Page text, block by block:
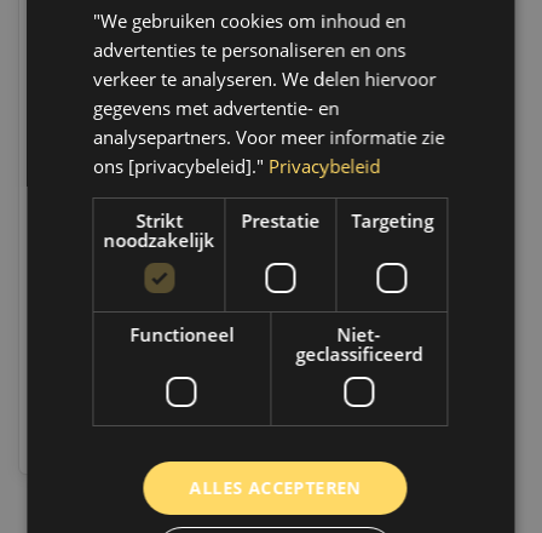
Versnellingsbakolie ULV
| 4 Liter | 16000ULV
Op werkdagen voor 14.00
uur besteld, dezelfde dag
verzonden. Boven de 50,-
"We gebruiken cookies om inhoud en
advertenties te personaliseren en ons
verkeer te analyseren. We delen hiervoor
gegevens met advertentie- en
analysepartners. Voor meer informatie zie
ons [privacybeleid]." Privacybeleid
Strikt
noodzakelijk
Prestatie Targeting
Functioneel
Niet-
geclassificeerd
ALLES ACCEPTEREN